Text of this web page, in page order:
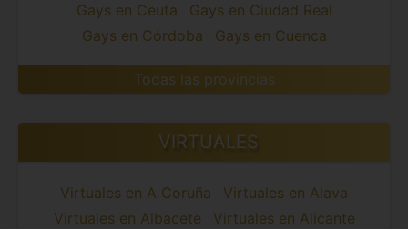
Gays en Ceuta
Gays en Ciudad Real
Gays en Córdoba
Gays en Cuenca
Todas las provincias
VIRTUALES
Virtuales en A Coruña
Virtuales en Alava
Virtuales en Albacete
Virtuales en Alicante